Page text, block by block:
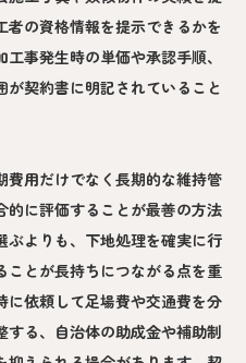
の資格情報を提示できるかを
事発生時の単価や承認手順、
契約書に明記されていること
費用だけでなく長期的な維持管
的に評価することが最善の方法
ぶよりも、下地処理を確実に行
ことが長持ちにつながる点を重
に依頼して足場費や交通費を分
る、自治体の助成金や補助制